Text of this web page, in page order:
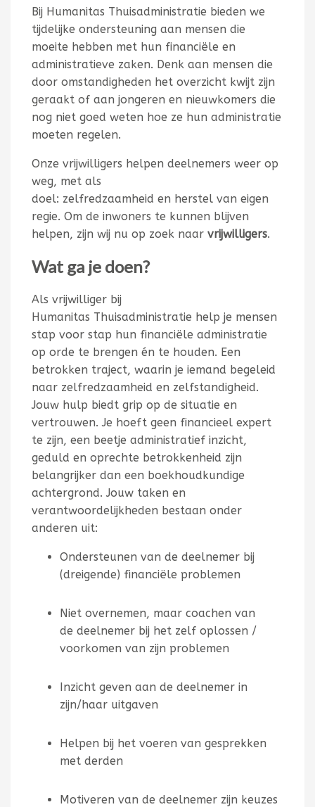
Bij Humanitas Thuisadministratie bieden we
tijdelijke ondersteuning aan mensen die
moeite hebben met hun financiële en
administratieve zaken. Denk aan mensen die
door omstandigheden het overzicht kwijt zijn
geraakt of aan jongeren en nieuwkomers die
nog niet goed weten hoe ze hun administratie
moeten regelen.
Onze vrijwilligers helpen deelnemers weer op
weg, met als
doel: zelfredzaamheid en herstel van eigen
regie. Om de inwoners te kunnen blijven
helpen, zijn wij nu op zoek naar vrijwilligers.
Wat ga je doen?
Als vrijwilliger bij
Humanitas Thuisadministratie help je mensen
stap voor stap hun financiële administratie
op orde te brengen én te houden. Een
betrokken traject, waarin je iemand begeleid
naar zelfredzaamheid en zelfstandigheid.
Jouw hulp biedt grip op de situatie en
vertrouwen. Je hoeft geen financieel expert
te zijn, een beetje administratief inzicht,
geduld en oprechte betrokkenheid zijn
belangrijker dan een boekhoudkundige
achtergrond. Jouw taken en
verantwoordelijkheden bestaan onder
anderen uit:
Ondersteunen van de deelnemer bij
(dreigende) financiële problemen
Niet overnemen, maar coachen van
de deelnemer bij het zelf oplossen /
voorkomen van zijn problemen
Inzicht geven aan de deelnemer in
zijn/haar uitgaven
Helpen bij het voeren van gesprekken
met derden
Motiveren van de deelnemer zijn keuzes